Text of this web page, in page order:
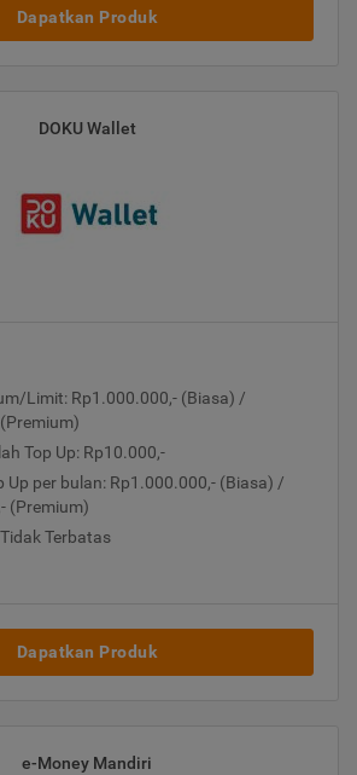
Dapatkan Produk
DOKU Wallet
Limit: Rp1.000.000,- (Biasa) /
Top Up: Rp10.000,-
Up per bulan: Rp1.000.000,- (Biasa) /
(Premium)
Terbatas
Dapatkan Produk
e-Money Mandiri